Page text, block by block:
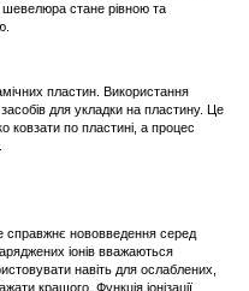
шевелюра стане рівною та
пластин. Використання
для укладки на пластину. Це
ковзати по пластині, а процес
справжнє нововведення серед
іонів вважаються
навіть для ослаблених,
кращого. Функція іонізації